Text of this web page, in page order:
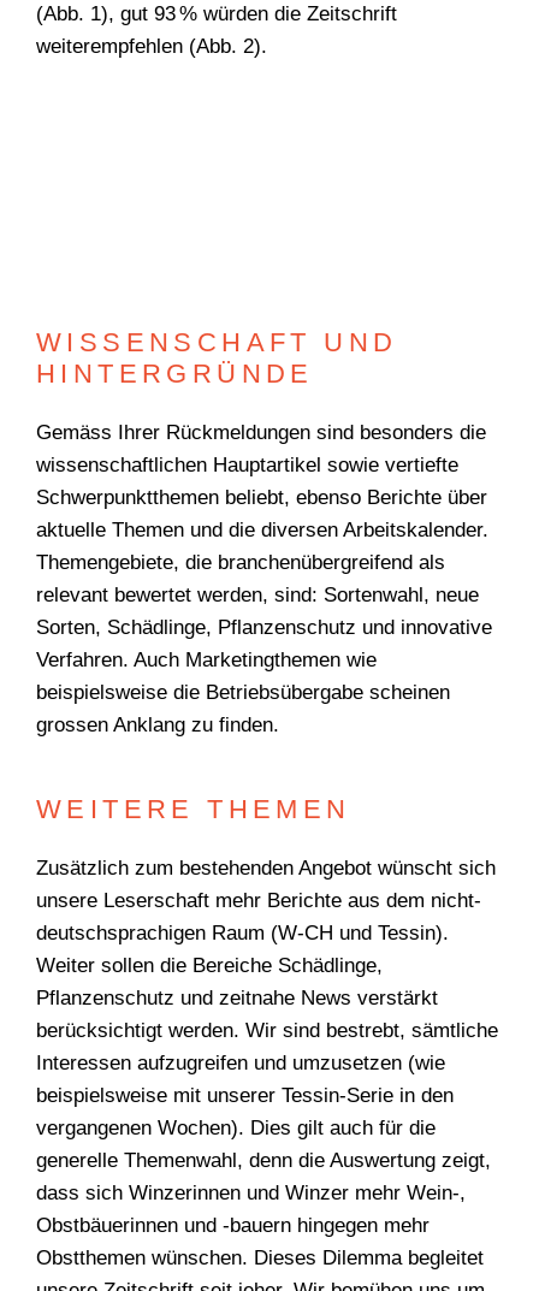
(Abb. 1), gut 93 % würden die Zeitschrift
weiterempfehlen (Abb. 2).
WISSENSCHAFT UND
HINTERGRÜNDE
Gemäss Ihrer Rückmeldungen sind besonders die
wissenschaftlichen Hauptartikel sowie vertiefte
Schwerpunktthemen beliebt, ebenso Berichte über
aktuelle Themen und die diversen Arbeitskalender.
Themengebiete, die branchenübergreifend als
relevant bewertet werden, sind: Sortenwahl, neue
Sorten, Schädlinge, Pflanzenschutz und innovative
Verfahren. Auch Marketingthemen wie
beispielsweise die Betriebsübergabe scheinen
grossen Anklang zu finden.
WEITERE THEMEN
Zusätzlich zum bestehenden Angebot wünscht sich
unsere Leserschaft mehr Berichte aus dem nicht-
deutschsprachigen Raum (W-CH und Tessin).
Weiter sollen die Bereiche Schädlinge,
Pflanzenschutz und zeitnahe News verstärkt
berücksichtigt werden. Wir sind bestrebt, sämtliche
Interessen aufzugreifen und umzusetzen (wie
beispielsweise mit unserer Tessin-Serie in den
vergangenen Wochen). Dies gilt auch für die
generelle Themenwahl, denn die Auswertung zeigt,
dass sich Winzerinnen und Winzer mehr Wein-,
Obstbäuerinnen und -bauern hingegen mehr
Obstthemen wünschen. Dieses Dilemma begleitet